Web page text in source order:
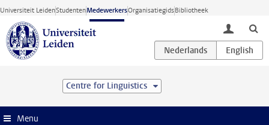
Ga direct naar de inhoud
Universiteit LeidenStudentenMedewerkersOrganisatiegidsBibliotheek
toggle
Centre for Linguistics
Menu